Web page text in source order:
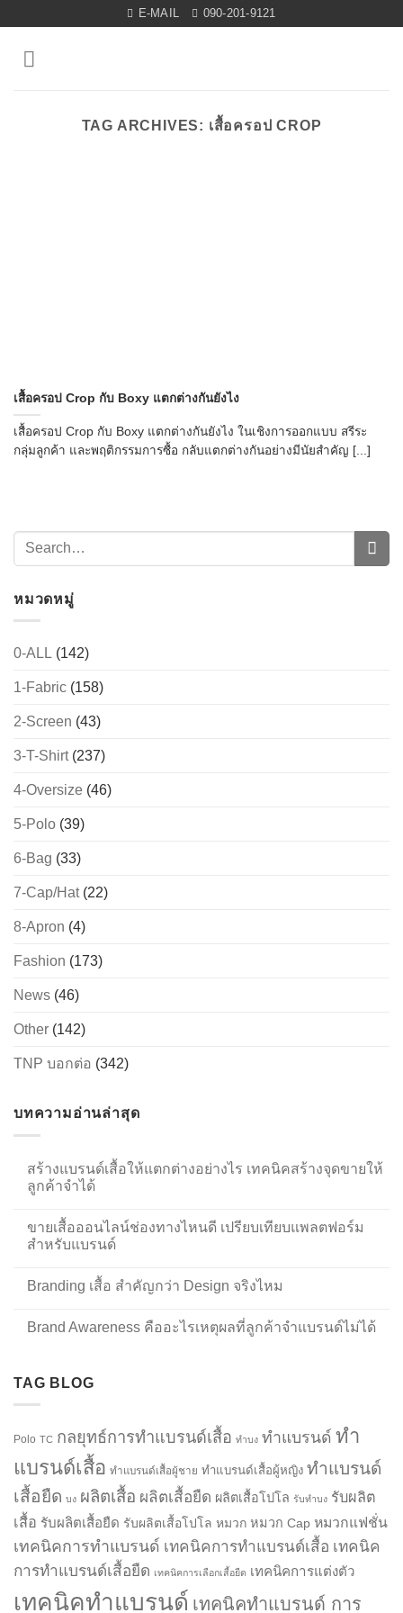
content
E-MAIL 090-201-9121
TAG ARCHIVES: เสื้อครอป CROP
เสื้อครอป Crop กับ Boxy แตกต่างกันยังไง
เสื้อครอป Crop กับ Boxy แตกต่างกันยังไง ในเชิงการออกแบบ สรีระ
กลุ่มลูกค้า และพฤติกรรมการซื้อ กลับแตกต่างกันอย่างมีนัยสำคัญ [...]
หมวดหมู่
0-ALL (142)
1-Fabric (158)
2-Screen (43)
3-T-Shirt(237)
4-Oversize (46)
5-Polo (39)
6-Bag (33)
7-Cap/Hat(22)
8-Apron (4)
Fashion (173)
News (46)
Other (142)
TNP บอกต่อ (342)
บทความอ่านล่าสุด
สร้างแบรนด์เสื้อให้แตกต่างอย่างไร เทคนิคสร้างจุดขายให้
ลูกค้าจำได้
ขายเสื้อออนไลน์ช่องทางไหนดี เปรียบเทียบแพลตฟอร์ม
สำหรับแบรนด์
Branding เสื้อ สำคัญกว่า Design จริงไหม
Brand Awareness คืออะไรเหตุผลที่ลูกค้าจำแบรนด์ไม่ได้
TAG BLOG
Polo TC กลยุทธ์การทำแบรนด์เสื้อ ทำบง ทำแบรนด์ ทำ
แบรนด์เสื้อ ทำแบรนด์เสื้อผู้ชาย ทำแบรนด์เสื้อผู้หญิง ทำแบรนด์
เสื้อยืด บง ผลิตเสื้อ ผลิตเสื้อยืด ผลิตเสื้อโปโล รับทำบง รับผลิต
เสื้อ รับผลิตเสื้อยืด รับผลิตเสื้อโปโล หมวก หมวก Cap หมวกแฟชั่น
เทคนิคการทำแบรนด์ เทคนิคการทำแบรนด์เสื้อ เทคนิค
การทำแบรนด์เสื้อยืด เทคนิคการเลือกเสื้อยืด เทคนิคการแต่งตัว
เทคนิคทำแบรนด์ เทคนิคทำแบรนด์ การ